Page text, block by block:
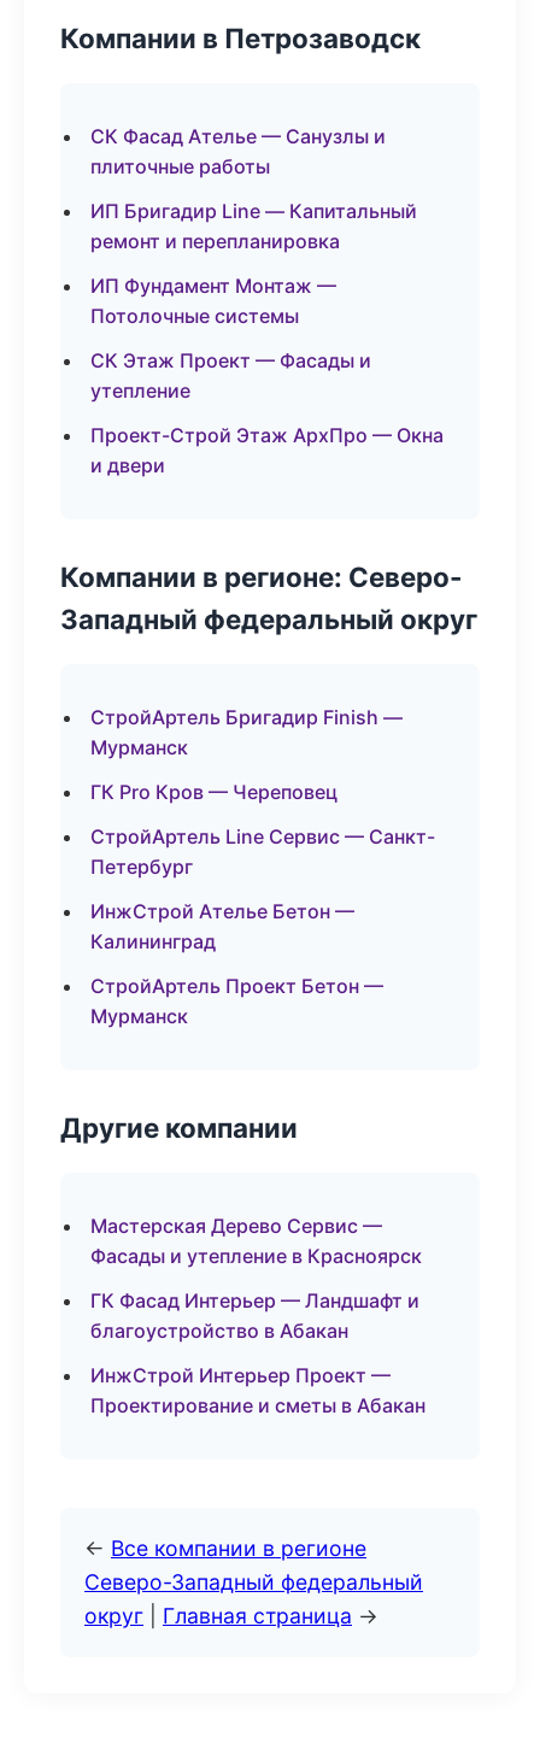
Компании в Петрозаводск
СК Фасад Ателье — Санузлы и
плиточные работы
ИП Бригадир Line — Капитальный
ремонт и перепланировка
ИП Фундамент Монтаж —
Потолочные системы
СК Этаж Проект — Фасады и
утепление
Проект-Строй Этаж АрхПро — Окна
и двери
Компании в регионе: Северо-
Западный федеральный округ
СтройАртель Бригадир Finish —
Мурманск
ГК Pro Кров — Череповец
СтройАртель Line Сервис — Санкт-
Петербург
ИнжСтрой Ателье Бетон —
Калининград
СтройАртель Проект Бетон —
Мурманск
Другие компании
Мастерская Дерево Сервис —
Фасады и утепление в Красноярск
ГК Фасад Интерьер — Ландшафт и
благоустройство в Абакан
ИнжСтрой Интерьер Проект —
Проектирование и сметы в Абакан
← Все компании в регионе
Северо-Западный федеральный
округ
Главная страница →